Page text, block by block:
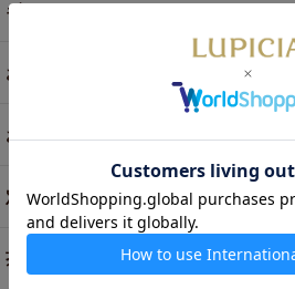
ギフト
お菓子・食品・飲料
お買い得商品
定期便
茶器・オリジナルグッズ